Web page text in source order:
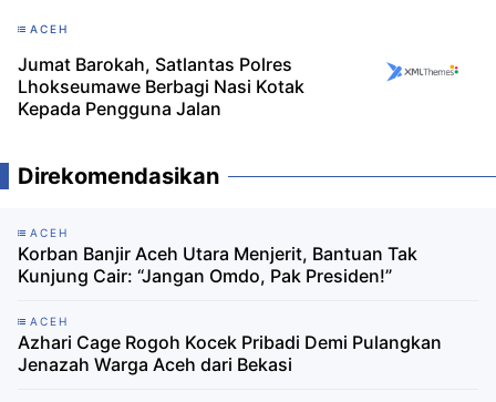
ACEH
Jumat Barokah, Satlantas Polres
Lhokseumawe Berbagi Nasi Kotak
Kepada Pengguna Jalan
Direkomendasikan
ACEH
Korban Banjir Aceh Utara Menjerit, Bantuan Tak
Kunjung Cair: “Jangan Omdo, Pak Presiden!”
ACEH
Azhari Cage Rogoh Kocek Pribadi Demi Pulangkan
Jenazah Warga Aceh dari Bekasi